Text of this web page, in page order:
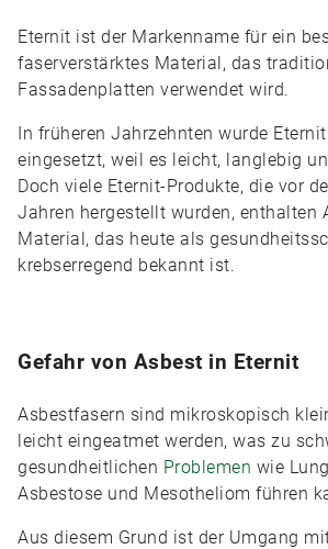
Eternit ist der Markenname für ein
faserverstärktes Material, das
Fassadenplatten verwendet wird.
In früheren Jahrzehnten wurde
eingesetzt, weil es leicht, langlebig
Doch viele Eternit-Produkte, die vor
Jahren hergestellt wurden, enthalten
Material, das heute als
krebserregend bekannt ist.
Gefahr von Asbest in Eternit
Asbestfasern sind mikroskopisch
leicht eingeatmet werden, was zu
gesundheitlichen Problemen wie
Asbestose und Mesotheliom führen
Aus diesem Grund ist der Umgang